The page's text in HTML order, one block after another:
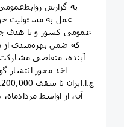
به گزارش
عمل به مسئولیت
عمومی کشور و با هدف
که ضمن بهره‌مندی از
آینده، متقاضی
اخذ مجوز انتشار
آن، از اواسط